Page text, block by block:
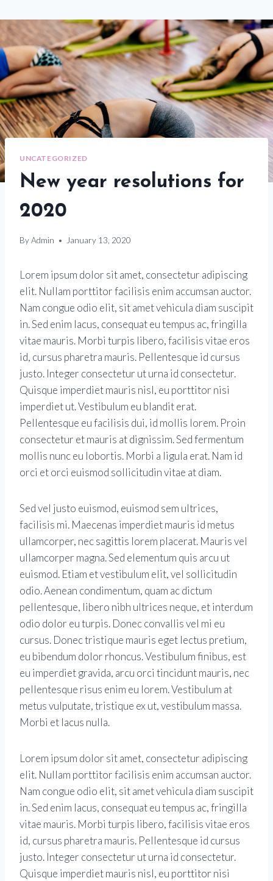
UNCATEGORIZED
New year resolutions for
2020
ByAdmin January 13, 2020
Lorem ipsum dolor sit amet, consectetur adipiscing
elit. Nullam porttitor facilisis enim accumsan auctor.
Nam congue odio elit, sit amet vehicula diam suscipit
in. Sed enim lacus, consequat eu tempus ac, fringilla
vitae mauris. Morbi turpis libero, facilisis vitae eros
id, cursus pharetra mauris. Pellentesque id cursus
justo. Integer consectetur ut urna id consectetur.
Quisque imperdiet mauris nisl, eu porttitor nisi
imperdiet ut. Vestibulum eu blandit erat.
Pellentesque eu facilisis dui, id mollis lorem. Proin
consectetur et mauris at dignissim. Sed fermentum
mollis nunc eu lobortis. Morbi a ligula erat. Nam id
orci et orci euismod sollicitudin vitae at diam.
Sed vel justo euismod, euismod sem ultrices,
facilisis mi. Maecenas imperdiet mauris id metus
ullamcorper, nec sagittis lorem placerat. Mauris vel
ullamcorper magna. Sed elementum quis arcu ut
euismod. Etiam et vestibulum elit, vel sollicitudin
odio. Aenean condimentum, quam ac dictum
pellentesque, libero nibh ultrices neque, et interdum
odio dolor eu turpis. Donec convallis vel mi eu
cursus. Donec tristique mauris eget lectus pretium,
eu bibendum dolor rhoncus. Vestibulum finibus, est
eu imperdiet gravida, arcu orci tincidunt mauris, nec
pellentesque risus enim eu lorem. Vestibulum at
metus vulputate, tristique ex ut, vestibulum massa.
Morbi et lacus nulla.
Lorem ipsum dolor sit amet, consectetur adipiscing
elit. Nullam porttitor facilisis enim accumsan auctor.
Nam congue odio elit, sit amet vehicula diam suscipit
in. Sed enim lacus, consequat eu tempus ac, fringilla
vitae mauris. Morbi turpis libero, facilisis vitae eros
id, cursus pharetra mauris. Pellentesque id cursus
justo. Integer consectetur ut urna id consectetur.
Quisque imperdiet mauris nisl, eu porttitor nisi